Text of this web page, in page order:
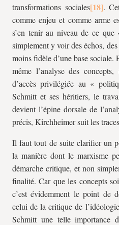
transformations sociales
.
comme enjeu et comme arme
s’en tenir au niveau de ce
simplement y voir des échos,
moins fidèle d’une base
même l’analyse des
d’accès privilégiée au «
Schmitt et ses héritiers, le
devient l’épine dorsale de
précis, Kirchheimer suit les
Il faut tout de suite clarifier un
la manière dont le marxisme
démarche critique, et non
finalité. Car que les concepts
c’est évidemment le point de
celui de la critique de
Schmitt une telle importance